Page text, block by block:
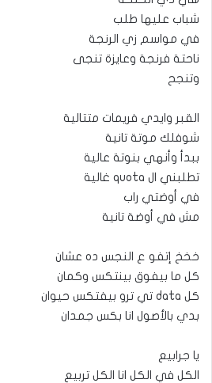
شباب عليها طلب
في مواسم زي الرنجة
ناحتة فرنجة وعايزة تنجى
وتنجح
القبر وايدي فريمات متتالية
شوفلك موتة تانية
ببدأ وأنهي بنوتة عالية
تطلبني ال quota غالية
في أوضتي راب
مش في أوضة تانية
خخخ إتفو ع النجس ده عشان
كل ما بيفوق بينتكس وكمان
كل data تي ترو بيفتكس حيوان
بدي بالأصول انا بكس جمدان
يا جرابيع
الكل في الكل انا الكل تربيع